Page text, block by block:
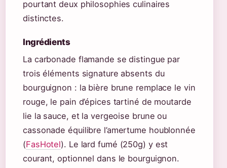
pourtant deux philosophies culinaires
distinctes.
Ingrédients
La carbonade flamande se distingue par
trois éléments signature absents du
bourguignon : la bière brune remplace le vin
rouge, le pain d’épices tartiné de moutarde
lie la sauce, et la vergeoise brune ou
cassonade équilibre l’amertume houblonnée
(FasHotel). Le lard fumé (250g) y est
courant, optionnel dans le bourguignon.